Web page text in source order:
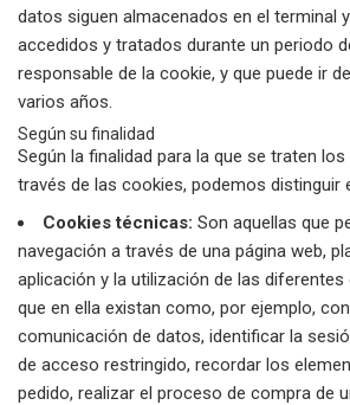
datos siguen almacenados en el terminal
accedidos y tratados durante un periodo
responsable de la cookie, y que puede ir
varios años.
Según su finalidad
Según la finalidad para la que se traten
través de las cookies, podemos distinguir
Cookies técnicas: Son aquellas que
navegación a través de una página web,
aplicación y la utilización de las
que en ella existan como, por ejemplo,
comunicación de datos, identificar la
de acceso restringido, recordar los
pedido, realizar el proceso de compra de